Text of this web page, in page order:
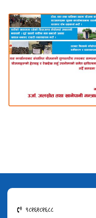
९८१६१८१६८८